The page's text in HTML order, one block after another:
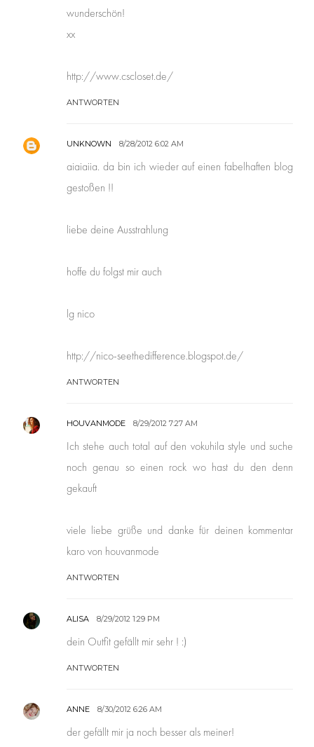
wunderschön!
xx
http://www.cscloset.de/
ANTWORTEN
UNKNOWN 8/28/2012 6:02 AM
aiaiaiia. da bin ich wieder auf einen fabelhaften blog
gestoßen !!
liebe deine Ausstrahlung
hoffe du folgst mir auch
lg nico
http://nico-seethedifference.blogspot.de/
ANTWORTEN
HOUVANMODE 8/29/2012 7:27 AM
Ich stehe auch total auf den vokuhila style und suche
noch genau so einen rock wo hast du den denn
gekauft
viele liebe grüße und danke für deinen kommentar
karo von houvanmode
ANTWORTEN
ALISA 8/29/2012 1:29 PM
dein Outfit gefällt mir sehr ! :)
ANTWORTEN
ANNE 8/30/2012 6:26 AM
der gefällt mir ja noch besser als meiner!